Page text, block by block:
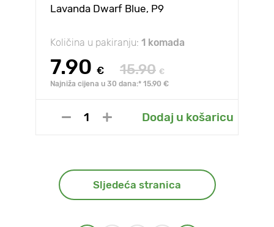
Lavanda Dwarf Blue, P9
Količina u pakiranju: 1 komada
7.90 € 15.90 €
Najniža cijena u 30 dana:* 15.90 €
Dodaj u košaricu
Sljedeća stranica